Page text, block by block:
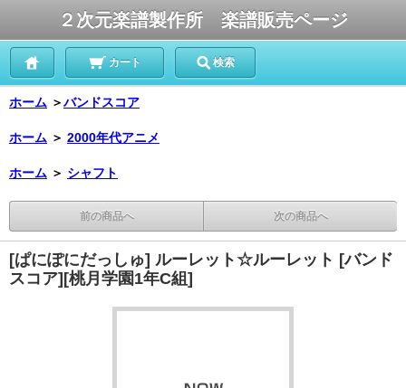
２次元楽譜製作所 楽譜販売ページ
カート 検索
ホーム ＞バンドスコア
ホーム ＞ 2000年代アニメ
ホーム ＞ シャフト
前の商品へ 次の商品へ
[ぱにぽにだっしゅ] ルーレット☆ルーレット [バンド
スコア][桃月学園1年C組]